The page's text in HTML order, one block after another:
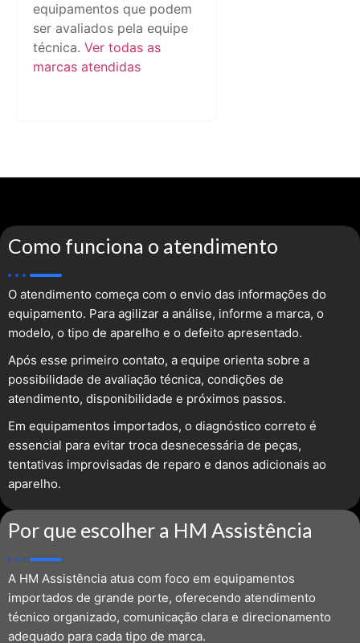
equipamentos que podem
ser avaliados pela equipe
técnica. Ver todas as
marcas atendidas
Como funciona o atendimento
O atendimento começa com o envio das informações do
equipamento. Para agilizar a análise, informe a marca, o
modelo, o tipo de aparelho e o defeito apresentado.
Após esse primeiro contato, a equipe orienta sobre a
possibilidade de avaliação técnica, condições de
atendimento, disponibilidade e próximos passos.
Em equipamentos importados, o diagnóstico correto é
essencial para evitar troca desnecessária de peças,
tentativas improvisadas de reparo e danos adicionais ao
aparelho.
Por que escolher a HM Assistência
A HM Assistência atua com foco em equipamentos
importados de grande porte, oferecendo atendimento
técnico organizado, comunicação clara e direcionamento
adequado para cada tipo de marca.